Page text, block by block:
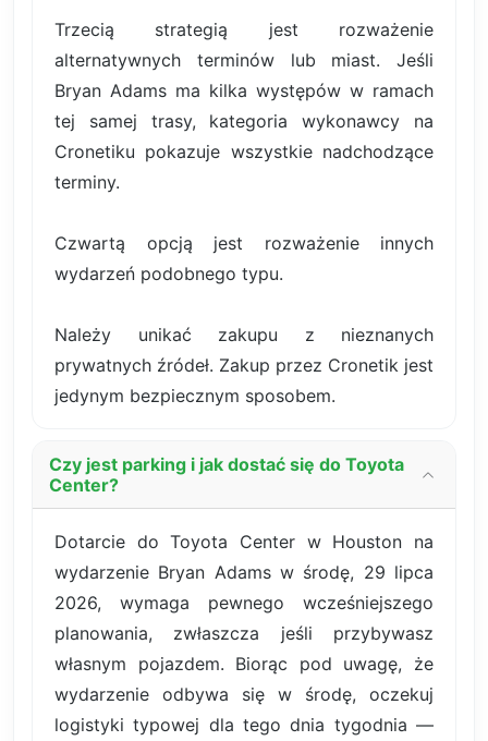
Trzecią strategią jest rozważenie
alternatywnych terminów lub miast. Jeśli
Bryan Adams ma kilka występów w ramach
tej samej trasy, kategoria wykonawcy na
Cronetiku pokazuje wszystkie nadchodzące
terminy.
Czwartą opcją jest rozważenie innych
wydarzeń podobnego typu.
Należy unikać zakupu z nieznanych
prywatnych źródeł. Zakup przez Cronetik jest
jedynym bezpiecznym sposobem.
Czy jest parking i jak dostać się do Toyota
Center?
Dotarcie do Toyota Center w Houston na
wydarzenie Bryan Adams w środę, 29 lipca
2026, wymaga pewnego wcześniejszego
planowania, zwłaszcza jeśli przybywasz
własnym pojazdem. Biorąc pod uwagę, że
wydarzenie odbywa się w środę, oczekuj
logistyki typowej dla tego dnia tygodnia —